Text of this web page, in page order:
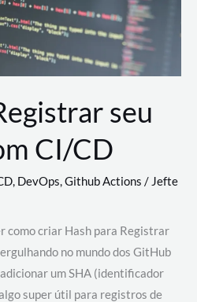
seu
CI/CD
, DevOps,Github Actions /Jefte
como criar Hash para Registrar
no mundo dos GitHub
um SHA (identificador
super útil para registros de